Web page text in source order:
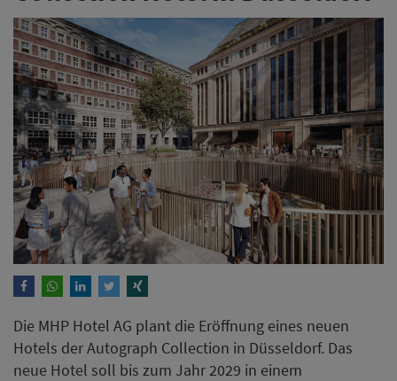
Die MHP Hotel AG plant die Eröffnung eines neuen
Hotels der Autograph Collection in Düsseldorf. Das
neue Hotel soll bis zum Jahr 2029 in einem